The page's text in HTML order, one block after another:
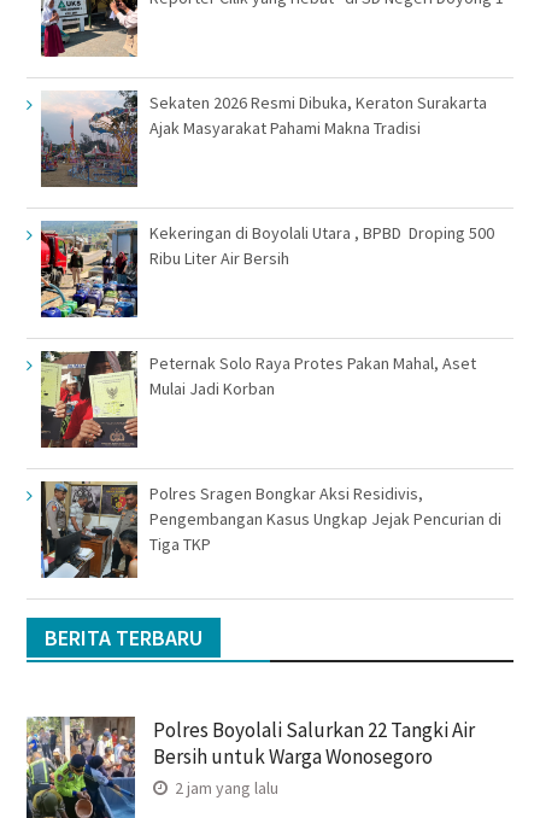
Sekaten 2026 Resmi Dibuka, Keraton Surakarta
Ajak Masyarakat Pahami Makna Tradisi
Kekeringan di Boyolali Utara , BPBD Droping 500
Ribu Liter Air Bersih
Peternak Solo Raya Protes Pakan Mahal, Aset
Mulai Jadi Korban
Polres Sragen Bongkar Aksi Residivis,
Pengembangan Kasus Ungkap Jejak Pencurian di
Tiga TKP
BERITA TERBARU
Polres Boyolali Salurkan 22 Tangki Air
Bersih untuk Warga Wonosegoro
2 jam yang lalu